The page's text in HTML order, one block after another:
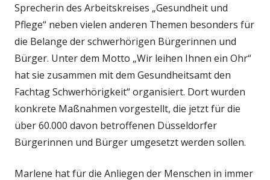
Sprecherin des Arbeitskreises „Gesundheit und
Pflege“ neben vielen anderen Themen besonders für
die Belange der schwerhörigen Bürgerinnen und
Bürger. Unter dem Motto „Wir leihen Ihnen ein Ohr“
hat sie zusammen mit dem Gesundheits­amt den
Fachtag Schwerhörigkeit“ organisiert. Dort wurden
konkrete Maßnahmen vorgestellt, die jetzt für die
über 60.000 davon betroffenen Düsseldorfer
Bürgerinnen und Bürger umgesetzt werden sollen.
Marlene hat für die Anliegen der Menschen in immer